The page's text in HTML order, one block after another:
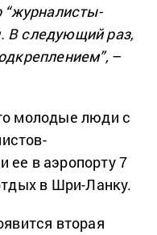
“журналисты-
В следующий раз,
–
молодые люди с
ее в аэропорту 7
в Шри-Ланку.
вторая